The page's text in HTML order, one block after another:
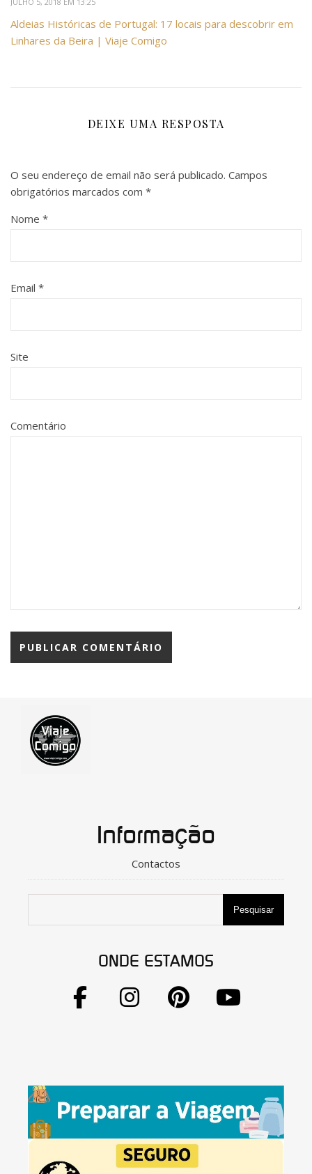
Aldeias Históricas de Portugal: 17 locais para descobrir em
Linhares da Beira | Viaje Comigo
DEIXE UMA RESPOSTA
O seu endereço de email não será publicado. Campos
obrigatórios marcados com *
Nome *
Email *
Site
Comentário
Informação
Contactos
Pesquisar
ONDE ESTAMOS